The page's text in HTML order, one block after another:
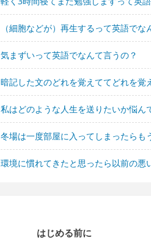
（細胞などが）再生するって英語でな
気まずいって英語でなんて言うの？
暗記した文のどれを覚えててどれを覚
私はどのような人生を送りたいか悩ん
冬場は一度部屋に入ってしまったらも
環境に慣れてきたと思ったら以前の悪
はじめる前に